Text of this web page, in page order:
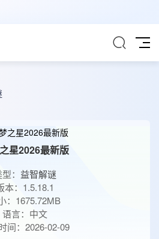
星2026最新版
： 益智解谜
本：1.5.18.1
：1675.72MB
语言：中文
间：2026-02-09